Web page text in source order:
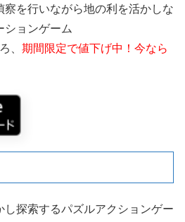
察を行いながら地の利を活かしな
ションゲーム
、 期間限定で値下げ中！今なら
し探索するパズルアクションゲー